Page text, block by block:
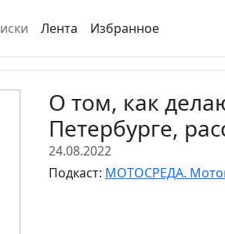
Лента Избранное
О том, как
Петербурге,
24.08.2022
Подкаст: МОТОСРЕДА.